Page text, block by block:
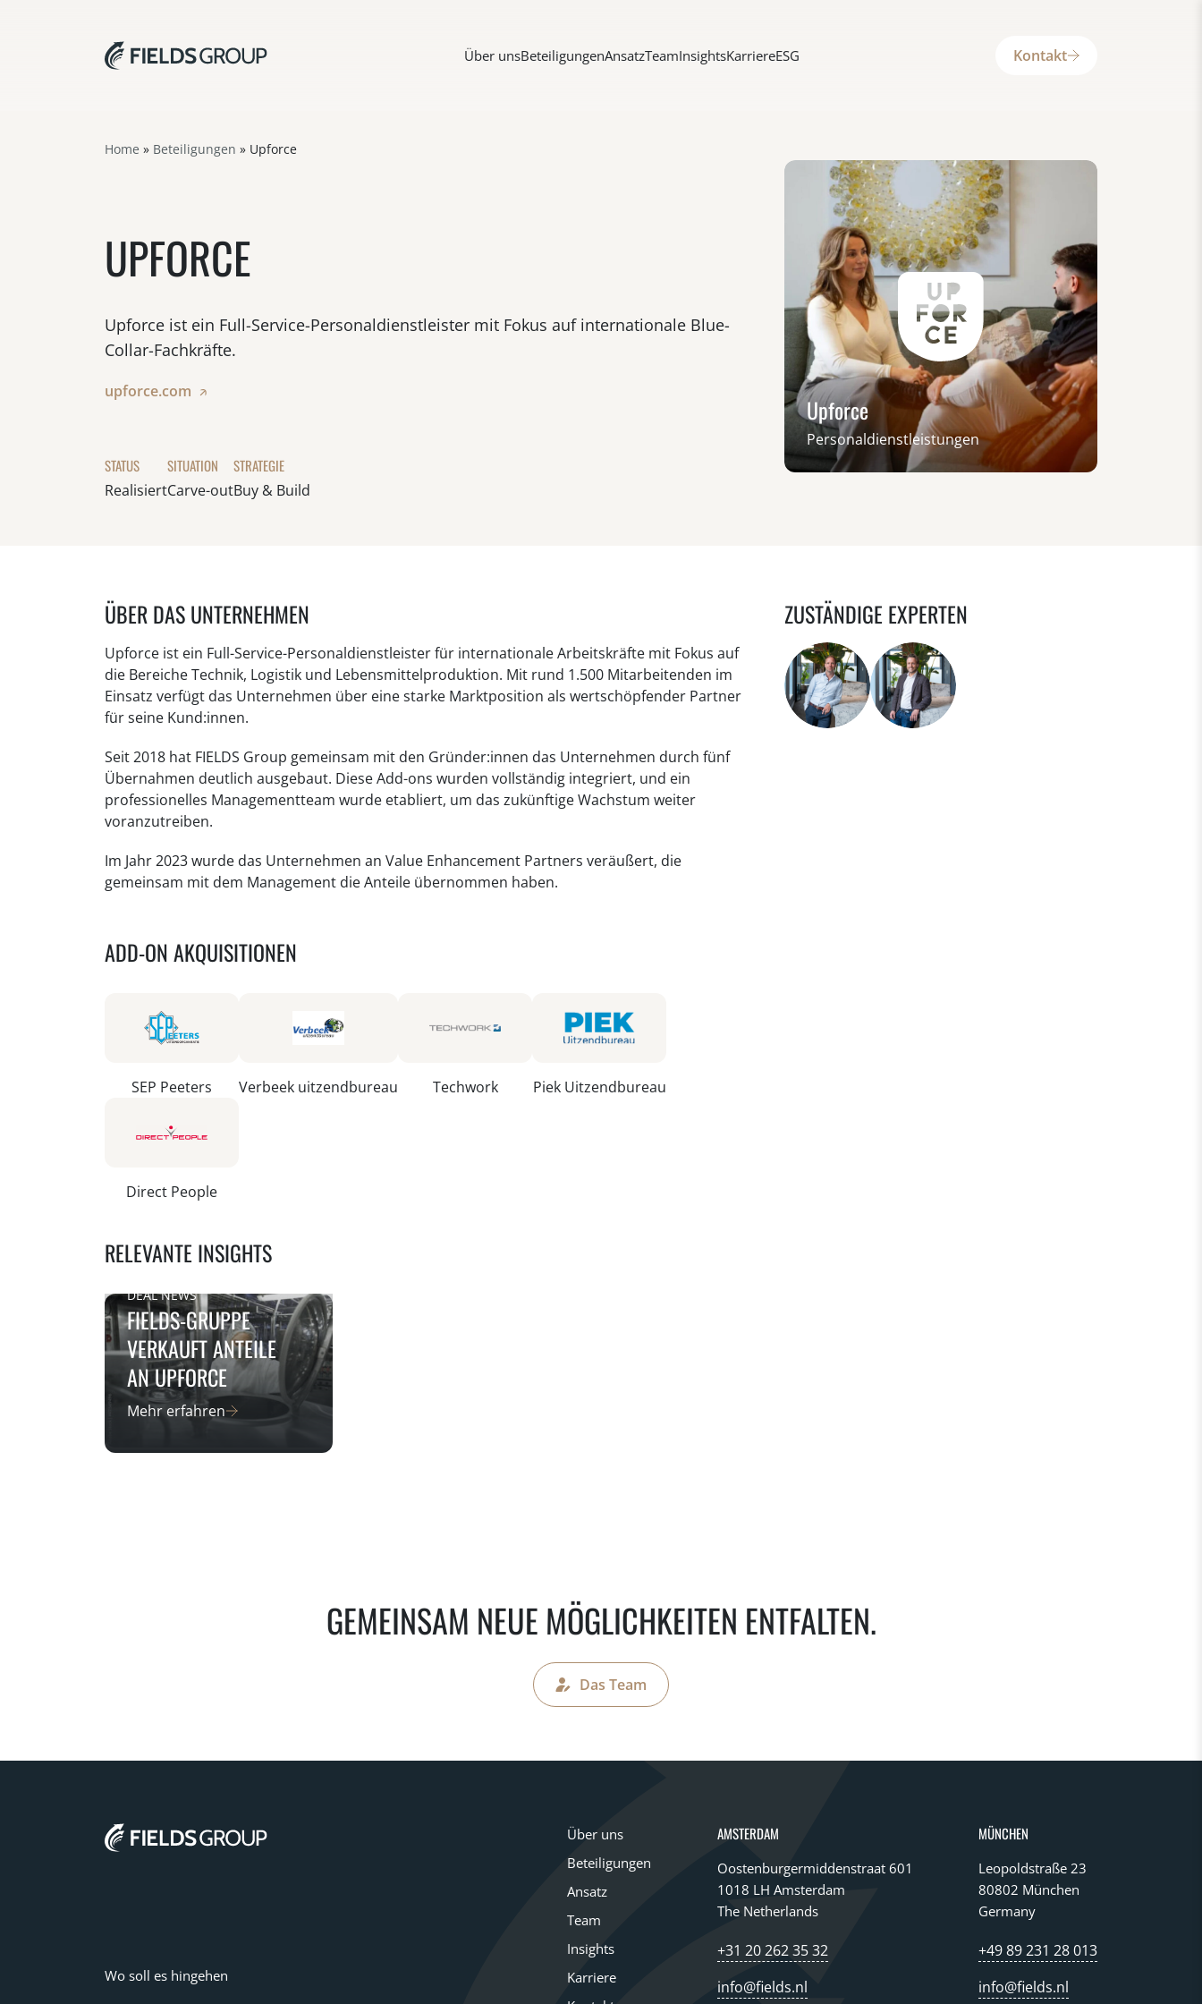
Über unsBeteiligungenAnsatzTeamInsightsKarriereESG Kontakt
Home » Beteiligungen » Upforce
UPFORCE
Upforce ist ein Full-Service-Personaldienstleister mit Fokus auf internationale Blue-
Collar-Fachkräfte.
upforce.com
STATUS
Realisiert
SITUATION
Carve-out
STRATEGIE
Buy & Build
Upforce
Personaldienstleistungen
ÜBER DAS UNTERNEHMEN
Upforce ist ein Full-Service-Personaldienstleister für internationale Arbeitskräfte mit Fokus auf
die Bereiche Technik, Logistik und Lebensmittelproduktion. Mit rund 1.500 Mitarbeitenden im
Einsatz verfügt das Unternehmen über eine starke Marktposition als wertschöpfender Partner
für seine Kund:innen.
Seit 2018 hat FIELDS Group gemeinsam mit den Gründer:innen das Unternehmen durch fünf
Übernahmen deutlich ausgebaut. Diese Add-ons wurden vollständig integriert, und ein
professionelles Managementteam wurde etabliert, um das zukünftige Wachstum weiter
voranzutreiben.
Im Jahr 2023 wurde das Unternehmen an Value Enhancement Partners veräußert, die
gemeinsam mit dem Management die Anteile übernommen haben.
ADD-ON AKQUISITIONEN
SEP Peeters Verbeek uitzendbureau Techwork Piek Uitzendbureau
Direct People
ZUSTÄNDIGE EXPERTEN
RELEVANTE INSIGHTS
DEAL NEWS
FIELDS-GRUPPE
VERKAUFT ANTEILE
AN UPFORCE
Mehr erfahren
GEMEINSAM NEUE MÖGLICHKEITEN ENTFALTEN.
Das Team
Wo soll es hingehen
Über uns
Beteiligungen
Ansatz
Team
Insights
Karriere
AMSTERDAM
Oostenburgermiddenstraat 601
1018 LH Amsterdam
The Netherlands
+31 20 262 35 32
info@fields.nl
MÜNCHEN
Leopoldstraße 23
80802 München
Germany
+49 89 231 28 013
info@fields.nl